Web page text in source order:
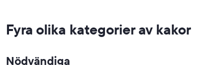
Fyra olika kategorier av kakor
Nödvändiga